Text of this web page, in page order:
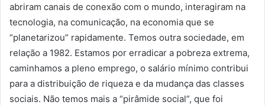
abriram canais de conexão com o mundo, interagiram na
tecnologia, na comunicação, na economia que se
“planetarizou” rapidamente. Temos outra sociedade, em
relação a 1982. Estamos por erradicar a pobreza extrema,
caminhamos a pleno emprego, o salário mínimo contribui
para a distribuição de riqueza e da mudança das classes
sociais. Não temos mais a “pirâmide social”, que foi